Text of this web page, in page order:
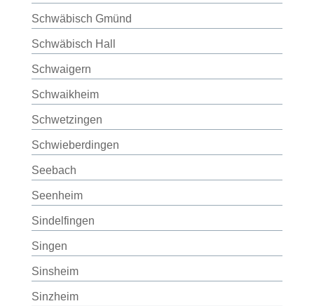
Schwäbisch Gmünd
Schwäbisch Hall
Schwaigern
Schwaikheim
Schwetzingen
Schwieberdingen
Seebach
Seenheim
Sindelfingen
Singen
Sinsheim
Sinzheim